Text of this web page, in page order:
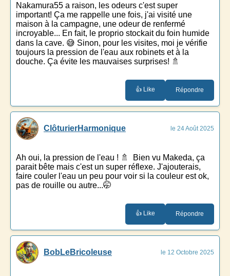
Nakamura55 a raison, les odeurs c'est super
important! Ça me rappelle une fois, j'ai visité une
maison à la campagne, une odeur de renfermé
incroyable... En fait, le proprio stockait du foin humide
dans la cave. 😅 Sinon, pour les visites, moi je vérifie
toujours la pression de l'eau aux robinets et à la
douche. Ça évite les mauvaises surprises! 🚿
👍 Like Répondre
ClôturierHarmonique le 24 Août 2025
Ah oui, la pression de l'eau ! 🚿 Bien vu Makeda, ça
parait bête mais c'est un super réflexe. J'ajouterais,
faire couler l'eau un peu pour voir si la couleur est ok,
pas de rouille ou autre...🤭
👍 Like Répondre
BobLeBricoleuse le 12 Octobre 2025